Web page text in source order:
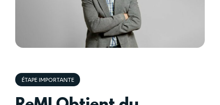
ÉTAPE IMPORTANTE